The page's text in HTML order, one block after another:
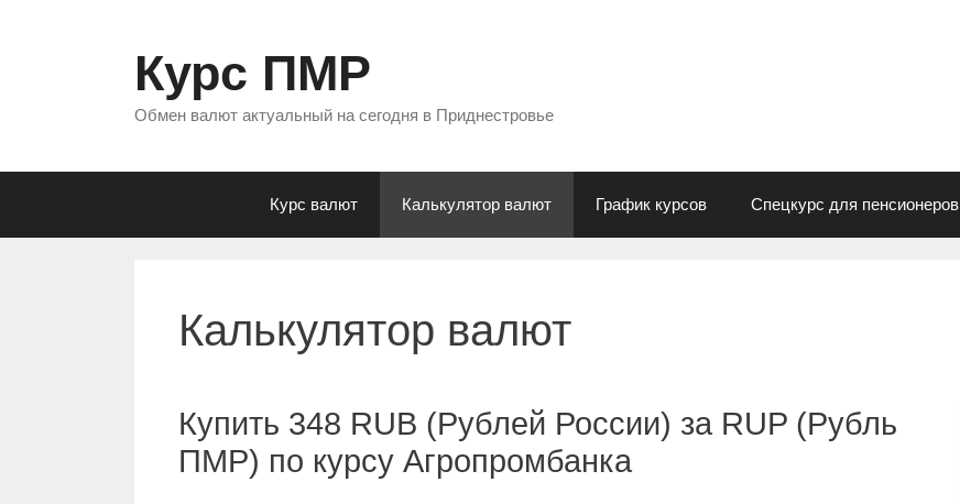
Курс ПМР
Обмен валют актуальный на сегодня в Приднестровье
Курс валют Калькулятор валют График курсов Спецкурс для пенсионеров
Калькулятор валют
Купить 348 RUB (Рублей России) за RUP (Рубль
ПМР) по курсу Агропромбанка